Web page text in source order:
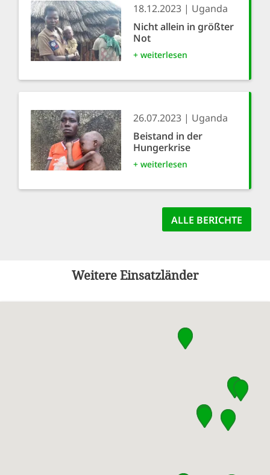
18.12.2023
Uganda
Nicht allein in größter
Not
+ weiterlesen
26.07.2023
Uganda
Beistand in der
Hungerkrise
+ weiterlesen
ALLE BERICHTE
Weitere Einsatzländer